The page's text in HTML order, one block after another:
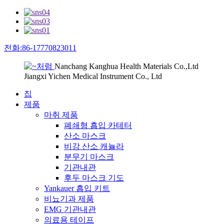
전화:86-17770823011
Nanchang Kanghua Health Materials Co.,Ltd
Jiangxi Yichen Medical Instrument Co., Ltd
집
제품
마취 제품
폐쇄형 흡입 카테터
산소 마스크
비강 산소 캐뉼라
분무기 마스크
기관내관
후두 마스크 기도
Yankauer 흡입 키트
비뇨기과 제품
EMG 기관내관
의료용 테이프